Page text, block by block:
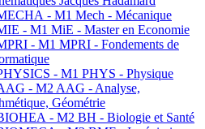
- M1 Mech - Mécanique
- M1 MiE - Master en Economie
- M1 MPRI - Fondements de
- M1 PHYS - Physique
- M2 AAG - Analyse,
Géométrie
- M2 BH - Biologie et Santé